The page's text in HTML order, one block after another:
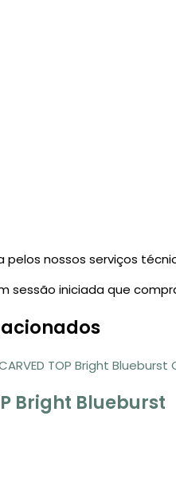
nossos serviços
sessão iniciada que
Bright Blueburst